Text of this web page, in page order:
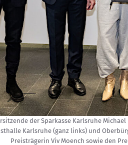
der Sparkasse Karlsruhe
Karlsruhe (ganz links) und
Preisträgerin Viv Moench sowie den